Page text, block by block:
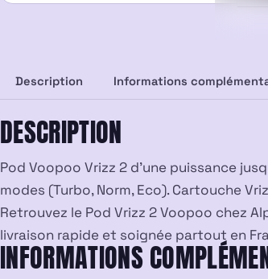
Description Informations
DESCRIPTION
Pod Voopoo Vrizz 2 d’une puissance
modes (Turbo, Norm, Eco). Cartouche
Retrouvez le Pod Vrizz 2 Voopoo chez
livraison rapide et soignée partout en
INFORMATIONS